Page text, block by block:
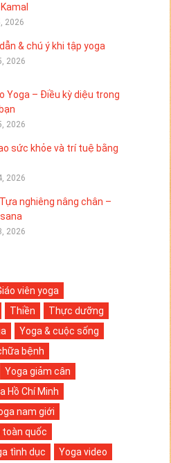
2026
& chú ý khi tập yoga
2026
Yoga – Điều kỳ diệu trong
2026
sức khỏe và trí tuệ bằng
2026
nghiêng nâng chân –
2026
viên yoga
Thiền
Thực dưỡng
Yoga & cuộc sống
bệnh
Yoga giảm cân
Hồ Chí Minh
nam giới
toàn quốc
tình dục
Yoga video